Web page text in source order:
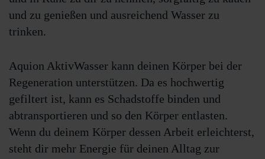
und zu genießen und ausreichend Wasser zu
trinken.
Aquion AktivWasser kann deinen Körper bei der
Regeneration unterstützen. Da es hochwertig
gefiltert ist, kann es Schadstoffe binden und
abtransportieren und so den Körper entlasten.
Wenn du deinem Körper dessen Arbeit erleichterst,
steht dir mehr Energie für deinen Alltag zur